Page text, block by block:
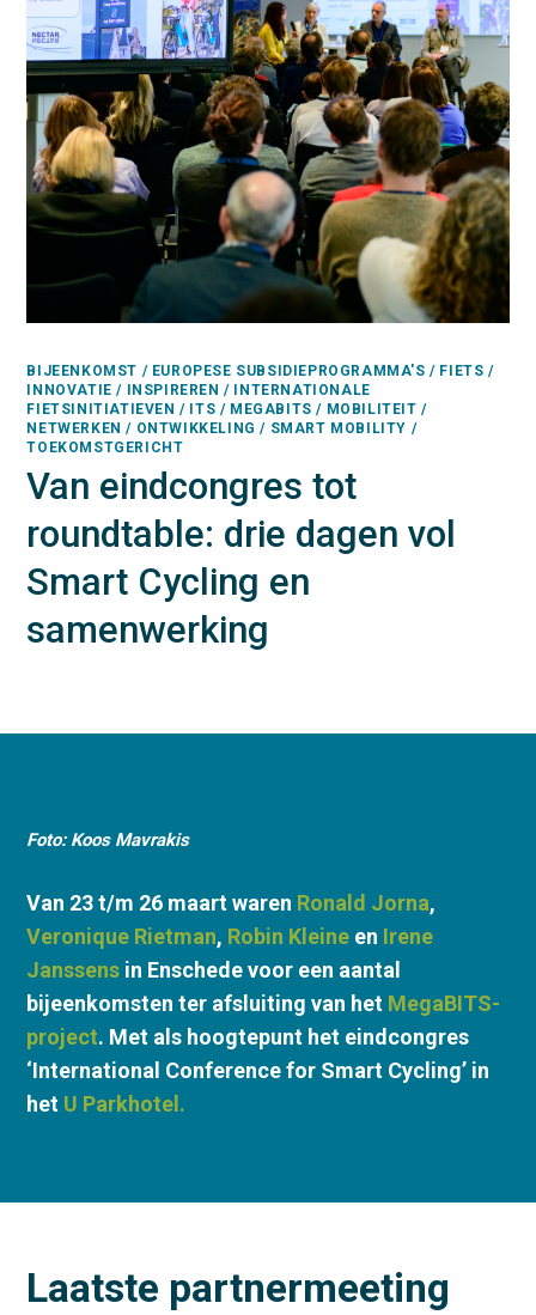
BIJEENKOMST / EUROPESE SUBSIDIEPROGRAMMA'S / FIETS /
INNOVATIE / INSPIREREN / INTERNATIONALE
FIETSINITIATIEVEN / ITS / MEGABITS / MOBILITEIT /
NETWERKEN / ONTWIKKELING / SMART MOBILITY /
TOEKOMSTGERICHT
Van eindcongres tot
roundtable: drie dagen vol
Smart Cycling en
samenwerking
Foto: Koos Mavrakis
Van 23 t/m 26 maart waren Ronald Jorna,
Veronique Rietman, Robin Kleine en Irene
Janssens in Enschede voor een aantal
bijeenkomsten ter afsluiting van het MegaBITS-
project. Met als hoogtepunt het eindcongres
‘International Conference for Smart Cycling’ in
het U Parkhotel.
Laatste partnermeeting